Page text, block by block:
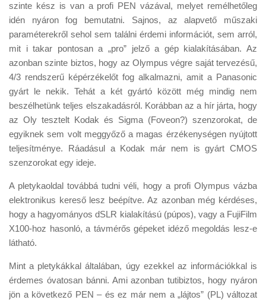
Helyszíni Riport
E-BB
szinte kész is van a profi PEN vázával, melyet remélhetőleg
idén nyáron fog bemutatni. Sajnos, az alapvető műszaki
paraméterekről sehol sem találni érdemi információt, sem arról,
mit i takar pontosan a „pro” jelző a gép kialakításában. Az
azonban szinte biztos, hogy az Olympus végre saját tervezésű,
4/3 rendszerű képérzékelőt fog alkalmazni, amit a Panasonic
gyárt le nekik. Tehát a két gyártó között még mindig nem
beszélhetünk teljes elszakadásról. Korábban az a hír járta, hogy
az Oly tesztelt Kodak és Sigma (Foveon?) szenzorokat, de
egyiknek sem volt meggyőző a magas érzékenységen nyújtott
teljesítménye. Ráadásul a Kodak már nem is gyárt CMOS
szenzorokat egy ideje.
A pletykaoldal továbbá tudni véli, hogy a profi Olympus vázba
elektronikus kereső lesz beépítve. Az azonban még kérdéses,
hogy a hagyományos dSLR kialakítású (púpos), vagy a FujiFilm
X100-hoz hasonló, a távmérős gépeket idéző megoldás lesz-e
látható.
Mint a pletykákkal általában, úgy ezekkel az információkkal is
érdemes óvatosan bánni. Ami azonban tutibiztos, hogy nyáron
jön a következő PEN – és ez már nem a „lájtos” (PL) változat